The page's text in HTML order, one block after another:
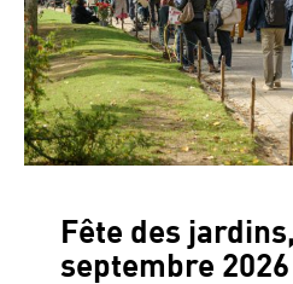
Fête des
septembre 2026